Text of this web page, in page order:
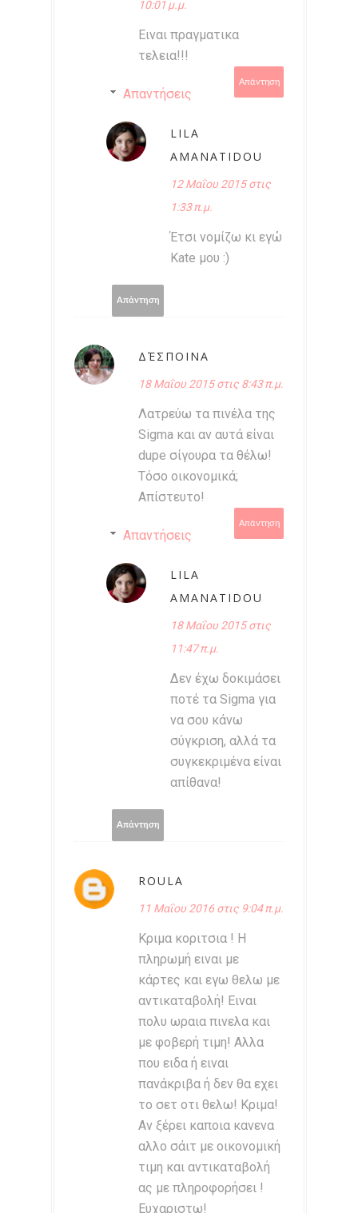
10:01 μ.μ.
Ειναι πραγματικα
τελεια!!!
Απάντηση
Απαντήσεις
LILA
AMANATIDOU
12 Μαΐου 2015 στις
1:33 π.μ.
Έτσι νομίζω κι εγώ
Kate μου :)
Απάντηση
ΔΈΣΠΟΙΝΑ
18 Μαΐου 2015 στις 8:43 π.μ.
Λατρεύω τα πινέλα της
Sigma και αν αυτά είναι
dupe σίγουρα τα θέλω!
Τόσο οικονομικά;
Απίστευτο!
Απάντηση
Απαντήσεις
LILA
AMANATIDOU
18 Μαΐου 2015 στις
11:47 π.μ.
Δεν έχω δοκιμάσει
ποτέ τα Sigma για
να σου κάνω
σύγκριση, αλλά τα
συγκεκριμένα είναι
απίθανα!
Απάντηση
ROULA
11 Μαΐου 2016 στις 9:04 π.μ.
Κριμα κοριτσια ! Η
πληρωμή ειναι με
κάρτες και εγω θελω με
αντικαταβολή! Ειναι
πολυ ωραια πινελα και
με φοβερή τιμη! Αλλα
που ειδα ή ειναι
πανάκριβα ή δεν θα εχει
το σετ οτι θελω! Κριμα!
Αν ξέρει καποια κανενα
αλλο σάιτ με οικονομική
τιμη και αντικαταβολή
ας με πληροφορήσει !
Ευχαριστω!